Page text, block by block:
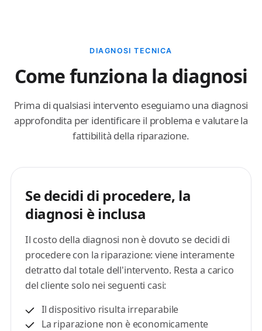
DIAGNOSI TECNICA
Come funziona la diagnosi
Prima di qualsiasi intervento eseguiamo una diagnosi
approfondita per identificare il problema e valutare la
fattibilità della riparazione.
Se decidi di procedere, la
diagnosi è inclusa
Il costo della diagnosi non è dovuto se decidi di
procedere con la riparazione: viene interamente
detratto dal totale dell'intervento. Resta a carico
del cliente solo nei seguenti casi:
Il dispositivo risulta irreparabile
La riparazione non è economicamente